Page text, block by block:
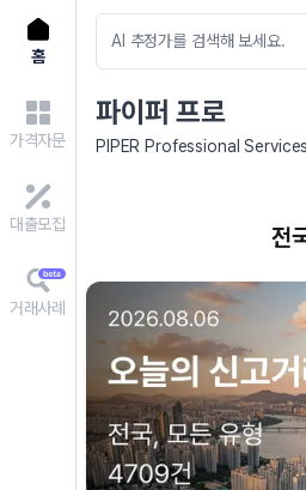
홈
가격자문
대출모집
거래사례
파이퍼 프로
PIPER Professional Services